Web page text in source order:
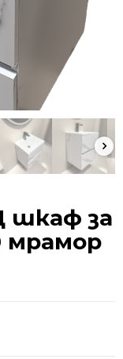
шкаф за
мрамор